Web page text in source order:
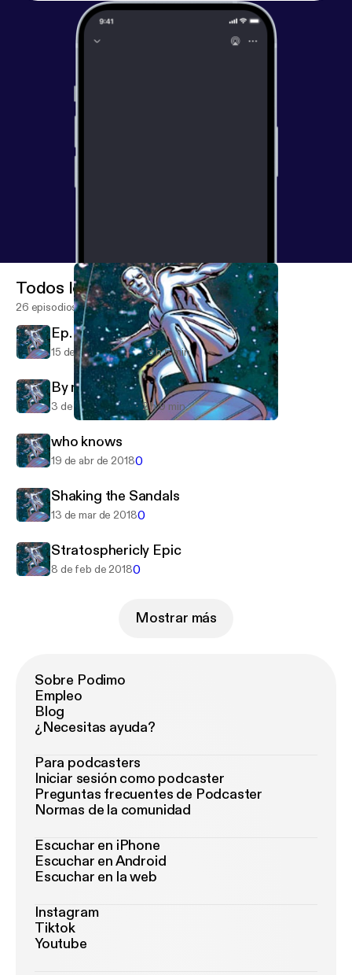
Surfing with the Alien
Todos los episodios
26 episodios
Ep. 27 - Surfing with the Alien
15 de ene de 2019 3 h 5 min
By request
3 de oct de 2018 2 h 9 min
who knows
19 de abr de 20180
Shaking the Sandals
13 de mar de 20180
Stratosphericly Epic
8 de feb de 20180
Mostrar más
Sobre Podimo
Empleo
Blog
¿Necesitas ayuda?
Para podcasters
Iniciar sesión como podcaster
Preguntas frecuentes de Podcaster
Normas de la comunidad
Escuchar en iPhone
Escuchar en Android
Escuchar en la web
Instagram
Tiktok
Youtube